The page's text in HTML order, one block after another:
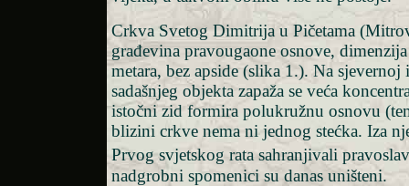
Crkva Svetog Dimitrija u Pičetama
građevina pravougaone osnove,
metara, bez apside (slika 1.). Na
sadašnjeg objekta zapaža se veća
istočni zid formira polukružnu osnovu
blizini crkve nema ni jednog stećka. Iza
Prvog svjetskog rata sahranjivali
nadgrobni spomenici su danas uništeni.